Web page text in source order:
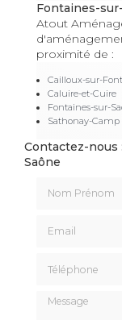
Fontaines-
Atout
proximité de :
Cailloux-sur-
Caluire-et-Cuire
Fontaines-sur-
Sathonay-Camp
Contactez-nous
Saône
Message